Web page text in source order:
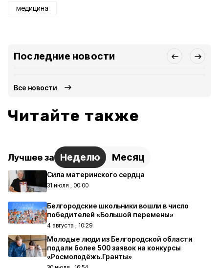
медицина
Последние новости
Все новости
Читайте также
Лучшее за Неделю Месяц
Сила материнского сердца
31 июля , 00:00
Белгородские школьники вошли в число
победителей «Большой перемены»
4 августа , 10:29
Молодые люди из Белгородской области
подали более 500 заявок на конкурсы
«Росмолодёжь.Гранты»